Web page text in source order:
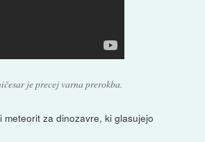
je precej varna prerokba.
meteorit za dinozavre, ki glasujejo